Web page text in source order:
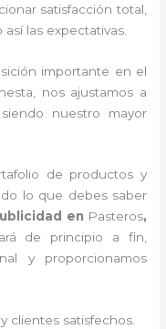
satisfacción total,
las expectativas.
importante en el
nos ajustamos a
nuestro mayor
de productos y
lo que debes saber
en Pasteros,
de principio a fin,
y proporcionamos
clientes satisfechos.